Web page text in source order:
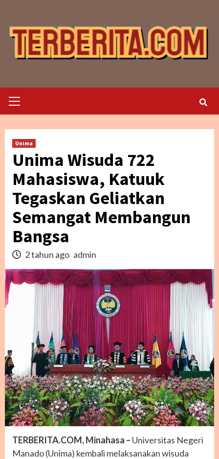
content
Menu
Unima
Unima Wisuda 722
Mahasiswa, Katuuk
Tegaskan Geliatkan
Semangat Membangun
Bangsa
2 tahun ago admin
TERBERITA.COM, Minahasa – Universitas Negeri
Manado (Unima) kembali melaksanakan wisuda